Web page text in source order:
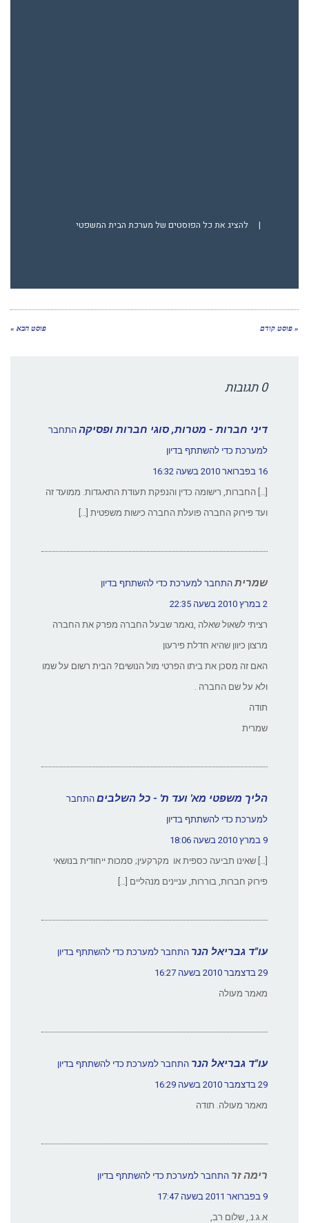
| להציג את כל הפוסטים של מערכת הבית המשפטי
« פוסט קודם פוסט הבא »
0 תגובות
דיני חברות - מטרות, סוגי חברות ופסיקה התחבר
למערכת כדי להשתתף בדיון
16 בפברואר 2010 בשעה 16:32
[…] החברות, רישומה כדין והנפקת תעודת התאגדות. ממועד זה
ועד פירוק החברה פועלת החברה כישות משפטית […]
שמרית התחבר למערכת כדי להשתתף בדיון
2 במרץ 2010 בשעה 22:35
רציתי לשאול שאלה ,נאמר שבעל החברה מפרק את החברה
מרצון כיוון שהיא חדלת פירעון
האם זה מסכן את ביתו הפרטי מול הנושים? הבית רשום על שמו
ולא על שם החברה .
תודה
שמרית
הליך משפטי מא' ועד ת' - כל השלבים התחבר
למערכת כדי להשתתף בדיון
9 במרץ 2010 בשעה 18:06
[…] שאינו תביעה כספית או מקרקעין; סמכות ייחודית בנושאי
פירוק חברות, בוררות, עניינים מנהליים […]
עו"ד גבריאל הנר התחבר למערכת כדי להשתתף בדיון
29 בדצמבר 2010 בשעה 16:27
מאמר מעולה
עו"ד גבריאל הנר התחבר למערכת כדי להשתתף בדיון
29 בדצמבר 2010 בשעה 16:29
מאמר מעולה. תודה
רימה זר התחבר למערכת כדי להשתתף בדיון
9 בפברואר 2011 בשעה 17:47
א.ג.נ., שלום רב,